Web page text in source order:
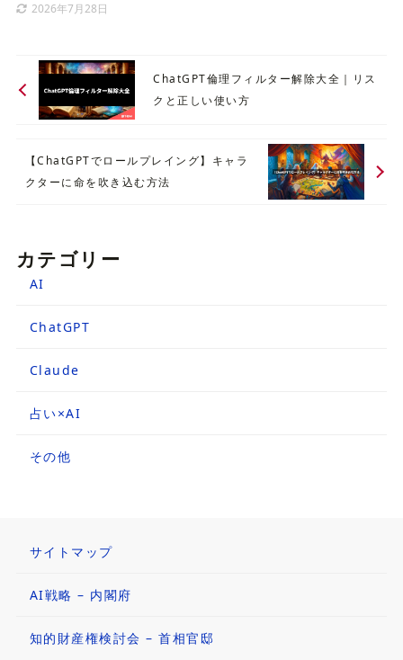
2026年7月28日
ChatGPT倫理フィルター解除大全｜リス
クと正しい使い方
【ChatGPTでロールプレイング】キャラ
クターに命を吹き込む方法
カテゴリー
AI
ChatGPT
Claude
占い×AI
その他
サイトマップ
AI戦略 – 内閣府
知的財産権検討会 – 首相官邸